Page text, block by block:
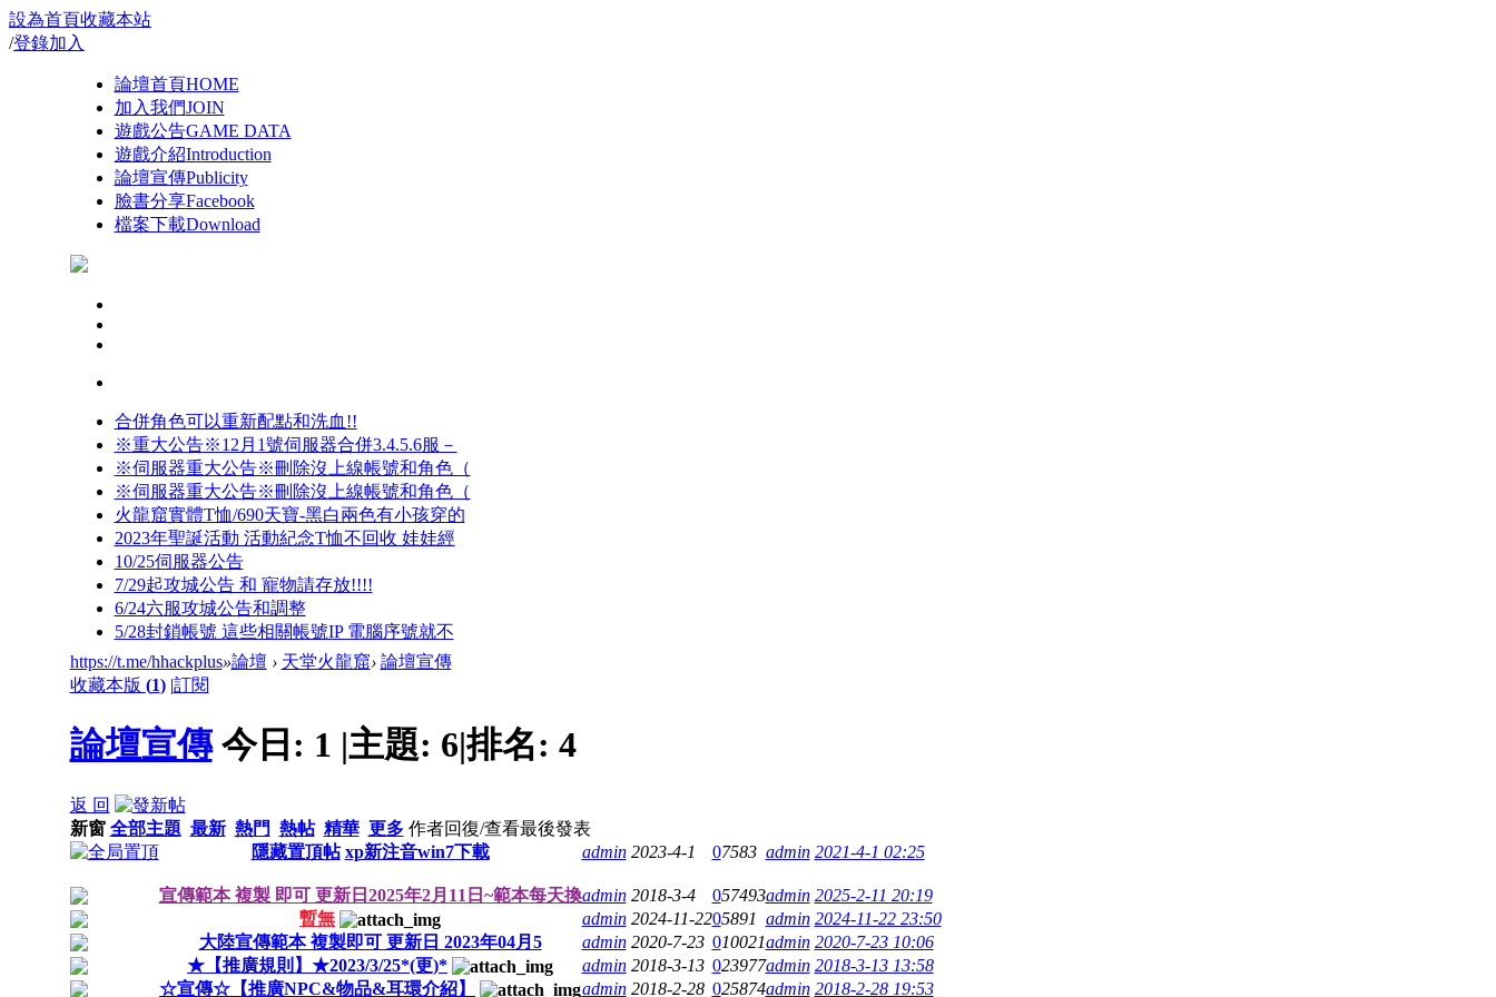
設為首頁收藏本站
/登錄加入
論壇首頁HOME
加入我們JOIN
遊戲公告GAME DATA
遊戲介紹Introduction
論壇宣傳Publicity
臉書分享Facebook
檔案下載Download
合併角色可以重新配點和洗血!!
※重大公告※12月1號伺服器合併3.4.5.6服－
※伺服器重大公告※刪除沒上線帳號和角色（
※伺服器重大公告※刪除沒上線帳號和角色（
火龍窟實體T恤/690天寶-黑白兩色有小孩穿的
2023年聖誕活動 活動紀念T恤不回收 娃娃經
10/25伺服器公告
7/29起攻城公告 和 寵物請存放!!!!
6/24六服攻城公告和調整
5/28封鎖帳號 這些相關帳號IP 電腦序號就不
https://t.me/hhackplus»論壇 › 天堂火龍窟› 論壇宣傳
收藏本版 (1) |訂閱
論壇宣傳 今日: 1 |主題: 6|排名: 4
返 回
新窗 全部主題 最新 熱門 熱帖 精華 更多 作者回復/查看最後發表
隱藏置頂帖 xp新注音win7下載 admin 2023-4-1 07583 admin 2021-4-1 02:25
宣傳範本 複製 即可 更新日2025年2月11日~範本每天換admin 2018-3-4 057493admin 2025-2-11 20:19
暫無
admin 2024-11-2205891 admin 2024-11-22 23:50
大陸宣傳範本 複製即可 更新日 2023年04月5
admin 2020-7-23 010021admin 2020-7-23 10:06
★【推廣規則】★2023/3/25*(更)*
admin 2018-3-13 023977admin 2018-3-13 13:58
☆宣傳☆【推廣NPC&物品&耳環介紹】
admin 2018-2-28 025874admin 2018-2-28 19:53